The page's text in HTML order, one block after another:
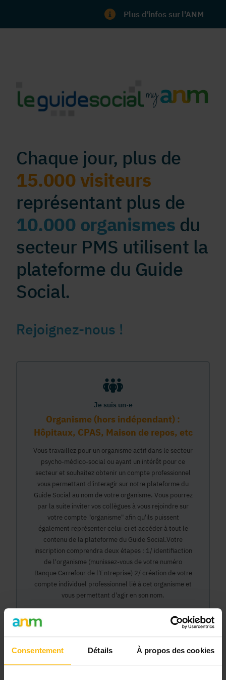
Consentement Détails À propos des cookies
Plus d'infos sur l'ANM
Chaque jour, plus de
15.000 visiteurs
représentant plus de
10.000 organismes du
secteur PMS utilisent la
plateforme du Guide
Social.
Rejoignez-nous !
Je suis un·e
Organisme (hors indépendant) :
Hôpitaux, CPAS, Maison de repos, etc
Vous travaillez pour un organisme actif dans le secteur
psycho-médico-social ou ayant un intérêt pour ce
secteur et souhaitez obtenir un compte professionnel
vous permettant d'interagir sur notre plateforme du
Guide Social au nom de votre organisme. Vous pourrez
par la suite inviter vos collègues à vous rejoindre sur
votre compte "organisme" afin qu'ils puissent
également représenter celui-ci et accéder à tout le
contenu de la plateforme du Guide Social.Votre
inscription comprendra deux étapes : 1/ identifiaction
de l'organisme (munissez-vous de votre numéro
Banque Carrefour de l'Entreprise) 2/ création de votre
compte individuel professionnel lié à cet organisme et
vous permettant d'agir en son nom.